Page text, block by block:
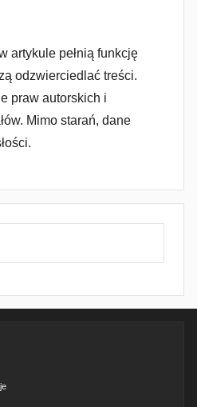
artykule pełnią funkcję
odzwierciedlać treści.
praw autorskich i
Mimo starań, dane